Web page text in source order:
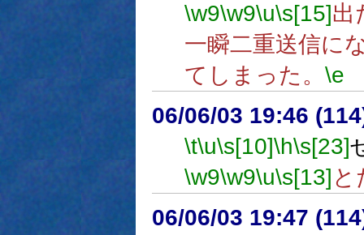
\w9\w9\u\s[15]出
一瞬二重送信に
てしまった。 \e
06/06/03 19:46
\t\u\s[10]\h\s[23]
\w9\w9\u\s[13] と
06/06/03 19:47